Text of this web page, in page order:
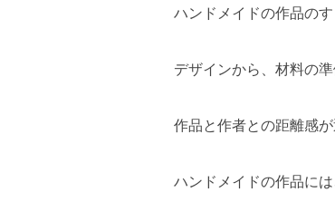
ハンドメイドの作品の
デザインから、材料の
作品と作者との距離感が
ハンドメイドの作品には